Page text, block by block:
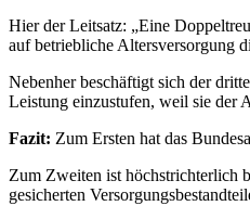
Hier der Leitsatz: „Eine
auf betriebliche Altersversorgung
Nebenher beschäftigt sich der
Leistung einzustufen, weil sie der
Fazit: Zum Ersten hat das
Zum Zweiten ist höchstrichterlich
gesicherten